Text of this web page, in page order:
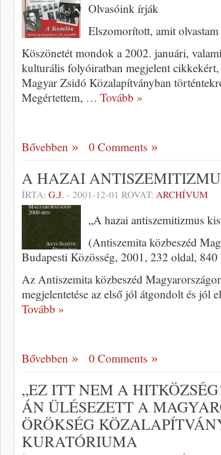
Olvasóink írják
Elszomorított, amit olvastam
Köszönetét mondok a 2002. januári,
kul­turális folyóiratban megjelent
Magyar Zsidó Közalapítványban
Megértettem, … Tovább »
Bővebben 0 Comments
A HAZAI
ÍRTA: G.J. - 2001-12-01 ROVAT: ARCHÍVUM
„A hazai antiszemitizmus
(Antiszemita közbeszéd
Budapesti Kö­zösség, 2001, 232 oldal,
Az Antiszemita közbeszéd
meg­jelentetése az első jól átgondolt és jól
Tovább »
Bővebben 0 Comments
„EZ ITT NEM A
ÁN ÜLÉSEZETT A
ÖRÖKSÉG
KURATÓRIUMA